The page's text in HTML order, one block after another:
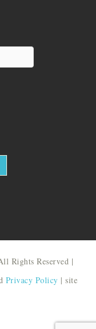
Rights Reserved |
Privacy Policy | site